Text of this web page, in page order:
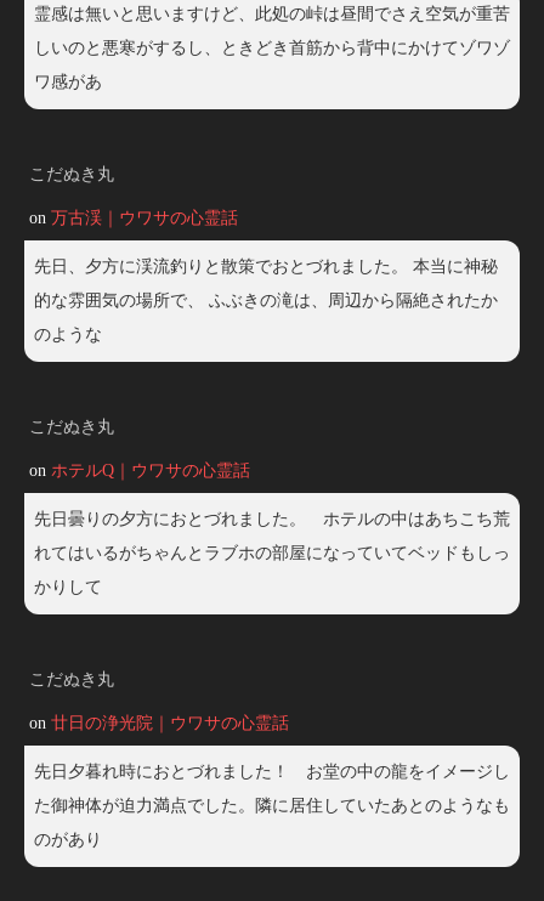
霊感は無いと思いますけど、此処の峠は昼間でさえ空気が重苦
しいのと悪寒がするし、ときどき首筋から背中にかけてゾワゾ
ワ感があ
こだぬき丸
on 万古渓｜ウワサの心霊話
先日、夕方に渓流釣りと散策でおとづれました。 本当に神秘
的な雰囲気の場所で、 ふぶきの滝は、周辺から隔絶されたか
のような
こだぬき丸
on ホテルQ｜ウワサの心霊話
先日曇りの夕方におとづれました。 ホテルの中はあちこち荒
れてはいるがちゃんとラブホの部屋になっていてベッドもしっ
かりして
こだぬき丸
on 廿日の浄光院｜ウワサの心霊話
先日夕暮れ時におとづれました！ お堂の中の龍をイメージし
た御神体が迫力満点でした。隣に居住していたあとのようなも
のがあり